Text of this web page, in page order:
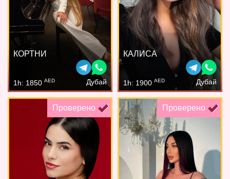
КОРТНИ
1h: 1850 AED Дубай
КАЛИСА
1h: 1900 AED Дубай
Проверено Проверено